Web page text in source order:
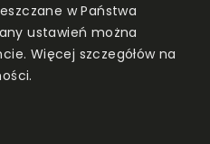
w Państwa
ustawień można
Więcej szczegółów na
.